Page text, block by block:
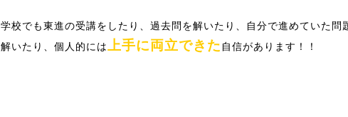
学校でも東進の受講をしたり、過去問を解いたり、自分で進めていた問
解いたり、個人的には上手に両立できた 自信があります！！